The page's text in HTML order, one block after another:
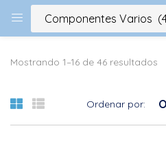
Mostrando 1–16 de 46 resultados
Ordenar por: